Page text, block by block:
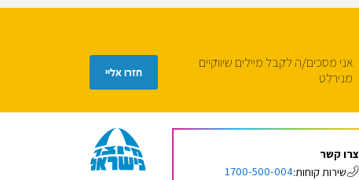
אני מסכים/ה לקבל מיילים שיווקיים
מנירלט
צרו קשר
שירות קוחות:1700-500-004